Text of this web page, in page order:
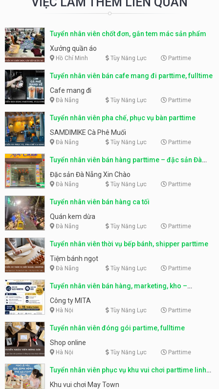
Tuyển nhân viên chốt đơn, gắn tem mác sản phẩm
Xưởng quần áo
Hồ Chí Minh Tùy Năng Lực Parttime
Tuyển nhân viên bán cafe mang đi parttime, fulltime
Cafe mang đi
Đà Nẵng Tùy Năng Lực Parttime
Tuyển nhân viên pha chế, phục vụ bàn parttime
SAMDIMIKE Cà Phê Muối
Đà Nẵng Tùy Năng Lực Parttime
Tuyển nhân viên bán hàng parttime – đặc sản Đà
Nẵng
Đặc sản Đà Nẵng Xin Chào
Đà Nẵng Tùy Năng Lực Parttime
Tuyển nhân viên bán hàng ca tối
Quán kem dừa
Đà Nẵng Tùy Năng Lực Parttime
Tuyển nhân viên thời vụ bếp bánh, shipper parttime
Tiệm bánh ngọt
Đà Nẵng Tùy Năng Lực Parttime
Tuyển nhân viên bán hàng, marketing, kho –
parttime, fulltime
Công ty MITA
Hà Nội Tùy Năng Lực Parttime
Tuyển nhân viên đóng gói partime, fulltime
Shop online
Hà Nội Tùy Năng Lực Parttime
Tuyển nhân viên phục vụ khu vui chơi parttime linh
động
Khu vui chơi May Town